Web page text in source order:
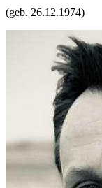
(geb. 26.12.1974)